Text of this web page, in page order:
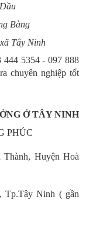
Bàng
Tây Ninh
444 5354 - 097 888
chuyên nghiệp tốt
Ở TÂY NINH
PHÚC
Huyện Hoà
Tp.Tây Ninh ( gần